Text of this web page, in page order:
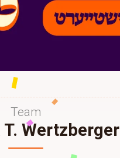
Team
T. Wertzberger